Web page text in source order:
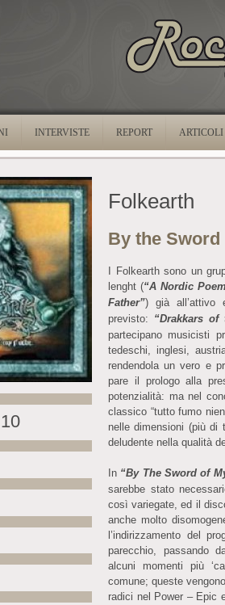
INTERVISTE REPORT ARTICOLI
Folkearth
By the
I Folkearth sono un
lenght (“A Nordic
Father”) già all’attivo
previsto: “Drakkars of
partecipano musicisti
tedeschi, inglesi,
rendendola un vero e
pare il prologo alla
potenzialità: ma nel
classico “tutto fumo
nelle dimensioni (più di
deludente nella qualità
In “By The Sword of
sarebbe stato
così variegate, ed il
anche molto
l’indirizzamento del
parecchio, passando
alcuni momenti più
comune; queste
radici nel Power – Epic